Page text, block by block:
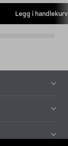
Legg i handlekurv